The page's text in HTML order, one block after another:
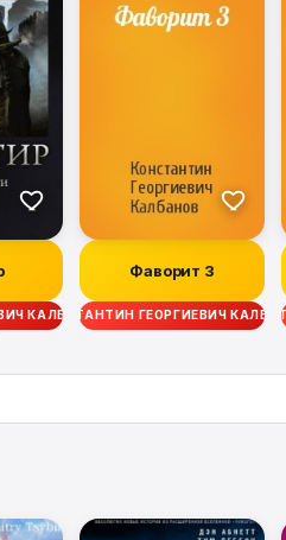
КАЛБАНОВ
Фаворит 3
КОНСТАНТИН ГЕОРГИЕВИЧ